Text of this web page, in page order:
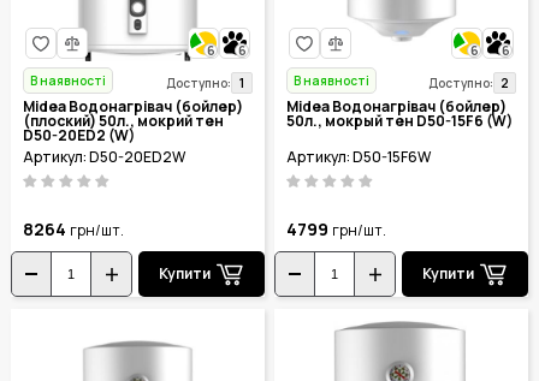
6
6
В наявності
Доступно: 1
Midea Водонагрівач (бойлер)
(плоский) 50л., мокрий тен
D50-20ED2 (W)
Артикул: D50-20ED2W
8264 грн/шт.
Купити
6
6
В наявності
Доступно: 2
Midea Водонагрівач (бойлер)
50л., мокрый тен D50-15F6 (W)
Артикул: D50-15F6W
4799 грн/шт.
Купити